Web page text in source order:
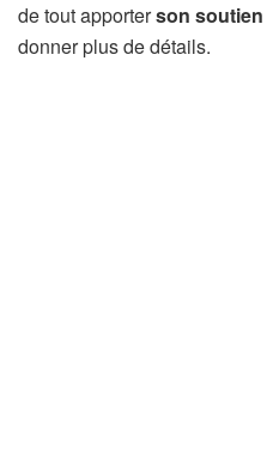
de tout apporterson soutien
donner plus de détails.